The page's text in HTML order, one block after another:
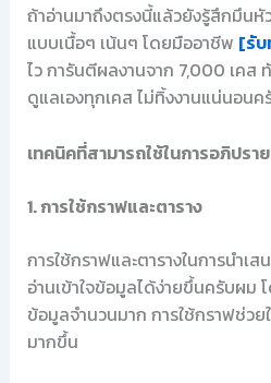
ถ้าอ่านมาถึงตรงนี้แล้วยังรู้สึกมึน
แบบเนื้อๆ เน้นๆ โดยมืออาชีพ [รับ
ไว การันตีผลงานจาก 7,000 เคส
ดูแลเองทุกเคส ไม่ทิ้งงานแน่นอน
เทคนิคที่สามารถใช้ในการอภิปรา
1. การใช้กราฟและตาราง
การใช้กราฟและตารางในการนำเ
อ่านเข้าใจข้อมูลได้ง่ายขึ้นครับผม
ข้อมูลจำนวนมาก การใช้กราฟช่ว
มากขึ้น